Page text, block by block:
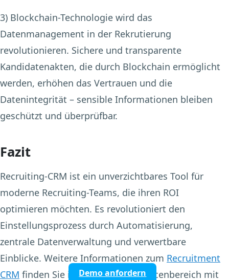
3) Blockchain-Technologie wird das
Datenmanagement in der Rekrutierung
revolutionieren. Sichere und transparente
Kandidatenakten, die durch Blockchain ermöglicht
werden, erhöhen das Vertrauen und die
Datenintegrität – sensible Informationen bleiben
geschützt und überprüfbar.
Fazit
Recruiting-CRM ist ein unverzichtbares Tool für
moderne Recruiting-Teams, die ihren ROI
optimieren möchten. Es revolutioniert den
Einstellungsprozess durch Automatisierung,
zentrale Datenverwaltung und verwertbare
Einblicke. Weitere Informationen zum Recruitment
CRM finden Sie in unserem Ressourcenbereich mit
Demo anfordern